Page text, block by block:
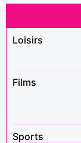
Loisirs
Films
Sports